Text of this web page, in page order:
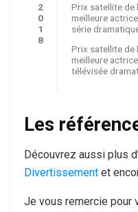
2
0
1
8
Prix ​​satellite de
meilleure
série
Prix ​​satellite de
meilleure
télévisée
Les
Découvrez aussi plus
Divertissement et
Je vous remercie pour